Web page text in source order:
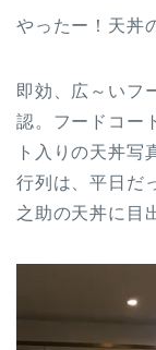
やったー！天丼
即効、広～いフ
認。フードコー
ト入りの天丼写
行列は、平日だ
之助の天丼に目